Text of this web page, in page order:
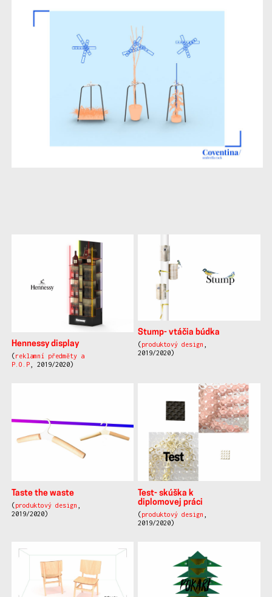
Hennessy display
(reklamní předměty a
P.O.P, 2019/2020)
Stump- vtáčia búdka
(produktový design
2019/2020)
Taste the waste
(produktový design
2019/2020)
Test- skúška k
diplomovej práci
(produktový design
2019/2020)